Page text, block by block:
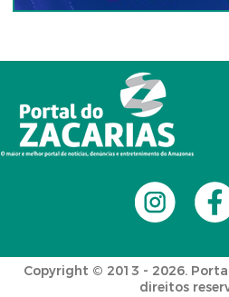
Copyright © 2013 - 2026.
direitos